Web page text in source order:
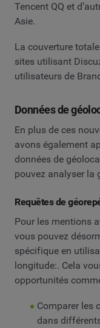
Tencent QQ et
Asie.
La couverture
sites utilisant
utilisateurs de
Données de
En plus de ces
avons également
données de
pouvez analyser la
Requêtes de
Pour les mentions
vous pouvez
spécifique en
longitude:. Cela
opportunités
Comparer les
dans